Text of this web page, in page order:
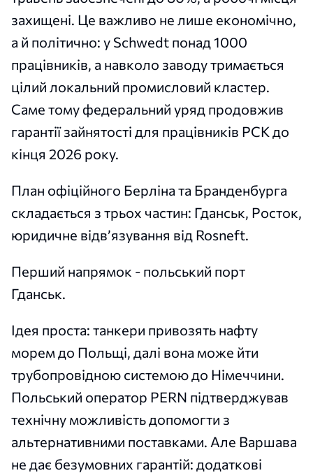
захищені. Це важливо не лише економічно,
а й політично: у Schwedt понад 1000
працівників, а навколо заводу тримається
цілий локальний промисловий кластер.
Саме тому федеральний уряд продовжив
гарантії зайнятості для працівників PCK до
кінця 2026 року.
План офіційного Берліна та Бранденбурга
складається з трьох частин: Гданськ, Росток,
юридичне відв’язування від Rosneft.
Перший напрямок - польський порт
Гданськ.
Ідея проста: танкери привозять нафту
морем до Польщі, далі вона може йти
трубопровідною системою до Німеччини.
Польський оператор PERN підтверджував
технічну можливість допомогти з
альтернативними поставками. Але Варшава
не дає безумовних гарантій: додаткові